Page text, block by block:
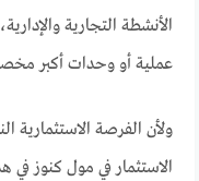
الأنشطة التجارية
عملية أو وحدات أكبر
ولأن الفرصة الاستثمارية
الاستثمار في مول كنوز في